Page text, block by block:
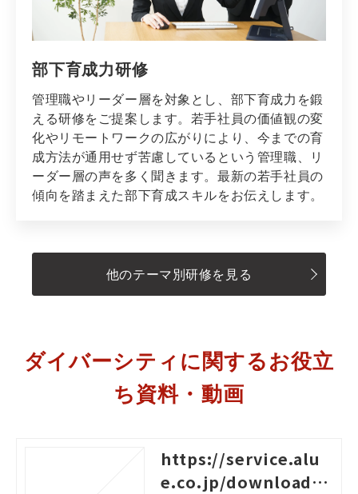
部下育成力研修
管理職やリーダー層を対象とし、部下育成力を鍛
える研修をご提案します。若手社員の価値観の変
化やリモートワークの広がりにより、今までの育
成方法が通用せず苦慮しているという管理職、リ
ーダー層の声を多く聞きます。最新の若手社員の
傾向を踏まえた部下育成スキルをお伝えします。
他のテーマ別研修を見る
ダイバーシティに関するお役立
ち資料・動画
https://service.alu
e.co.jp/download/3